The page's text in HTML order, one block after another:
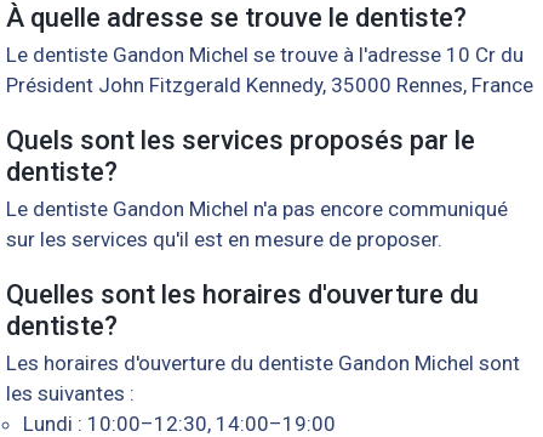
À quelle adresse se trouve le dentiste?
Le dentiste Gandon Michel se trouve à l'adresse 10 Cr du
Président John Fitzgerald Kennedy, 35000 Rennes, France
Quels sont les services proposés par le
dentiste?
Le dentiste Gandon Michel n'a pas encore communiqué
sur les services qu'il est en mesure de proposer.
Quelles sont les horaires d'ouverture du
dentiste?
Les horaires d'ouverture du dentiste Gandon Michel sont
les suivantes :
Lundi : 10:00–12:30, 14:00–19:00